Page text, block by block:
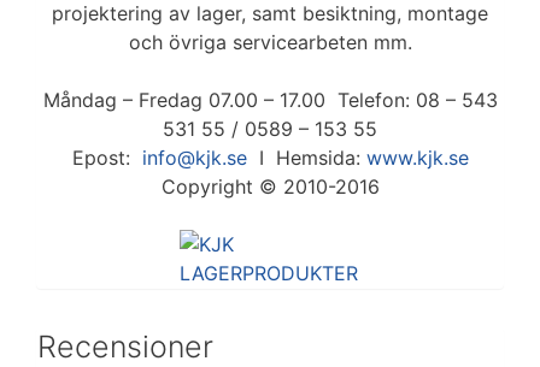
projektering av lager, samt besiktning, montage
och övriga servicearbeten mm.
Måndag – Fredag 07.00 – 17.00 Telefon: 08 – 543
531 55 / 0589 – 153 55
Epost: info@kjk.seI Hemsida: www.kjk.se
Copyright © 2010-2016
Recensioner